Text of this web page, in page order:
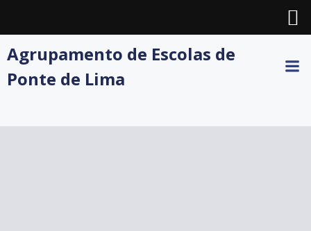
to
Agrupamento de Escolas de
Ponte de Lima